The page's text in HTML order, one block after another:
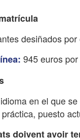
desiñados
945 euros
en el que
puesto
doivent avoir